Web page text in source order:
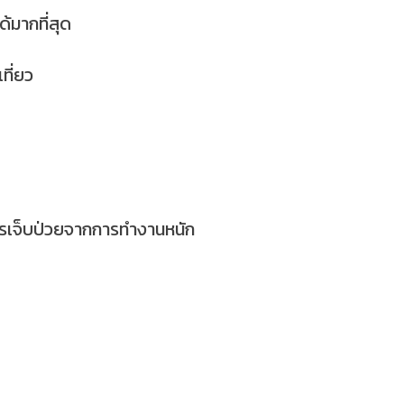
มากที่สุด
ที่ยว
จ็บป่วยจากการทำงานหนัก